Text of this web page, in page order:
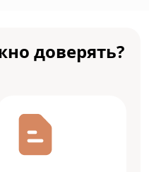
доверять?